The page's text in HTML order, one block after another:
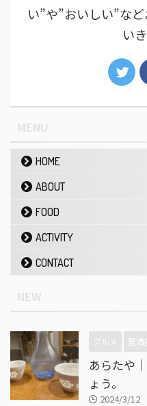
い”や”おいしい”な
い
HOME
ABOUT
FOOD
ACTIVITY
CONTACT
グルメ 居酒
あらたや
ょう。
2024/3/12